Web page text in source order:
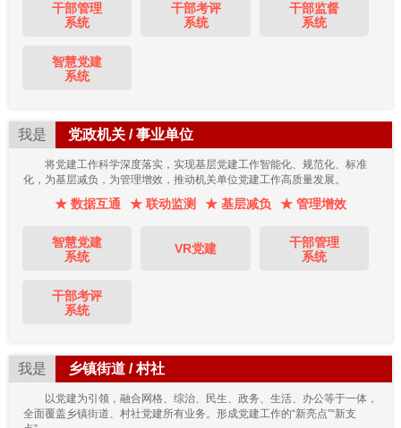
干部管理
系统
干部考评
系统
干部监督
系统
智慧党建
系统
我是 党政机关 / 事业单位
将党建工作科学深度落实，实现基层党建工作智能化、规范化、标准
化，为基层减负，为管理增效，推动机关单位党建工作高质量发展。
★ 数据互通 ★ 联动监测 ★ 基层减负 ★ 管理增效
智慧党建
系统
VR党建
干部管理
系统
干部考评
系统
我是 乡镇街道 / 村社
以党建为引领，融合网格、综治、民生、政务、生活、办公等于一体，
全面覆盖乡镇街道、村社党建所有业务。形成党建工作的“新亮点”“新支